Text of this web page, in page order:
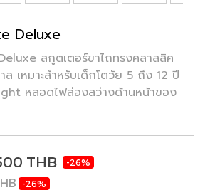
Deluxe
สกูตเตอร์ขาไถทรงคลาสสิค
เหมาะสำหรับเด็กโตวัย 5 ถึง 12 ปี
หลอดไฟส่องสว่างด้านหน้าของ
THB -26%
-26%